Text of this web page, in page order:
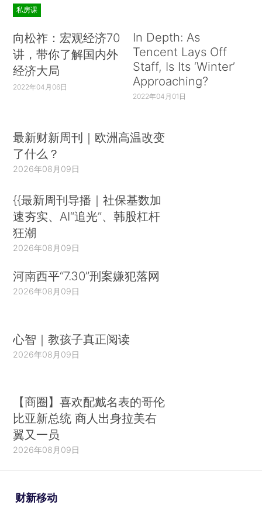
私房课
向松祚：宏观经济70
讲，带你了解国内外
经济大局
2022年04月06日
In Depth: As
Tencent Lays Off
Staff, Is Its ‘Winter’
Approaching?
2022年04月01日
最新财新周刊｜欧洲高温改变
了什么？
2026年08月09日
{{最新周刊导播｜社保基数加
速夯实、AI“追光”、韩股杠杆
狂潮
2026年08月09日
河南西平“7.30”刑案嫌犯落网
2026年08月09日
心智｜教孩子真正阅读
2026年08月09日
【商圈】喜欢配戴名表的哥伦
比亚新总统 商人出身拉美右
翼又一员
2026年08月09日
财新移动